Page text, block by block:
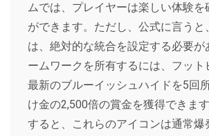
ムでは、プレイヤーは楽しい体験を
ができます。ただし、公式に言うと
は、絶対的な統合を設定する必要が
ームワークを所有するには、フット
最新のブルーイッシュハイドを5回
け金の2,500倍の賞金を獲得できま
すると、これらのアイコンは通常爆